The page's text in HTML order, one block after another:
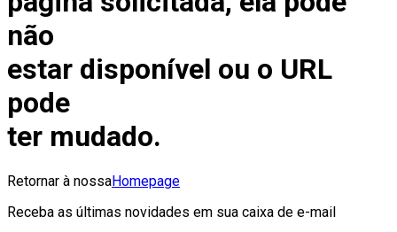
não
estar disponível ou o URL
pode
ter mudado.
Retornar à nossaHomepage
Receba as últimas novidades em sua caixa de e-mail